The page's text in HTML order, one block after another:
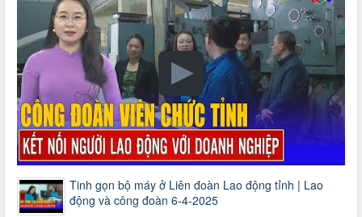
Tinh gọn bộ máy ở Liên đoàn Lao động tỉnh | Lao
động và công đoàn 6-4-2025